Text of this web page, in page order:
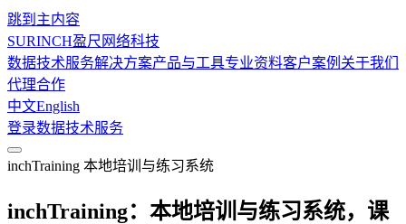
跳到主内容
SURINCH盈尺网络科技
数据技术服务解决方案产品与工具专业资料客户案例 关于我们
代理合作
中文English
登录数据技术服务
inchTraining 本地培训与练习系统
inchTraining：本地培训与练习系统，课